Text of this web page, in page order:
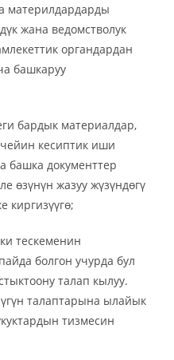
материлдардарды
жана ведомстволук
органдардан
башкаруу
материалдар,
кесиптик иши
башка документтер
өзүнүн жазуу жүзүндөгү
киргизүүгө;
тескеменин
болгон учурда бул
талап кылуу.
талаптарына ылайык
тизмесин